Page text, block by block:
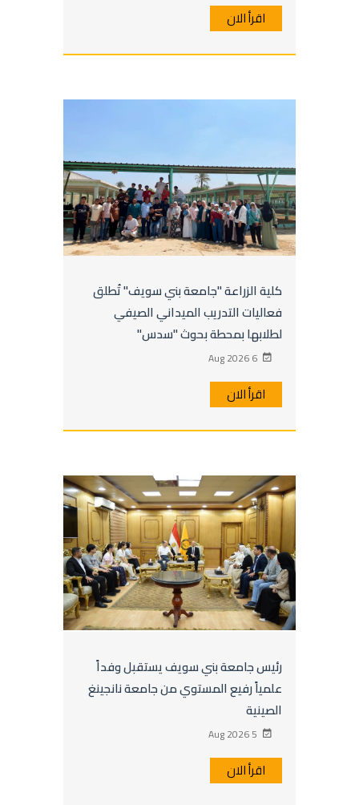
اقرأ الان
كلية الزراعة "جامعة بني سويف" تُطلق
فعاليات التدريب الميداني الصيفي
لطلابها بمحطة بحوث "سدس"
6 Aug 2026
اقرأ الان
رئيس جامعة بني سويف يستقبل وفداً
علمياً رفيع المستوي من جامعة نانجينغ
الصينية
5 Aug 2026
اقرأ الان